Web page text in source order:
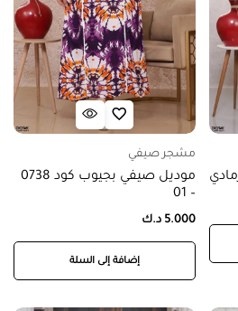
مشجر صيفي
موديل صيفي بجيوب كود 0738
– 01
5.000 د.ك
إضافة إلى السلة